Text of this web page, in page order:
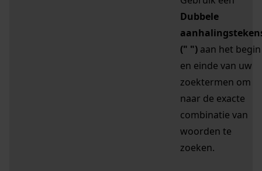
Dubbele
(" ") aan het begin
en einde van uw
zoektermen om
naar de exacte
combinatie van
woorden te
zoeken.